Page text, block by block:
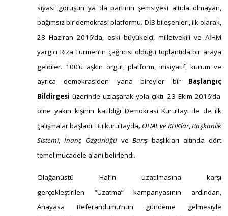
Direnişçi Tiyatromuzun ve Medyanın Öncü
İsimlerindendi
Doğan Özgüden
Su Havzalarının Korunmasına Dair Yönetmelik
Suyu Korumuyor